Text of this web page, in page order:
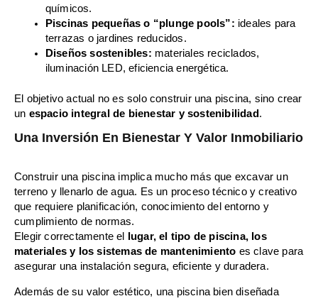
químicos.
Piscinas pequeñas o “plunge pools”: ideales para
terrazas o jardines reducidos.
Diseños sostenibles: materiales reciclados,
iluminación LED, eficiencia energética.
El objetivo actual no es solo construir una piscina, sino crear
un espacio integral de bienestar y sostenibilidad .
UNa Inversión En Bienestar Y Valor Inmobiliario
Construir una piscina implica mucho más que excavar un
terreno y llenarlo de agua. Es un proceso técnico y creativo
que requiere planificación, conocimiento del entorno y
cumplimiento de normas.
Elegir correctamente el
lugar, el tipo de piscina, los
materiales y los sistemas de mantenimiento es clave para
asegurar una instalación segura, eficiente y duradera.
Además de su valor estético, una piscina bien diseñada